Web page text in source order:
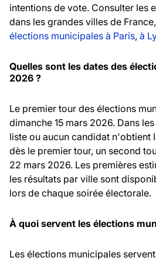
intentions de vote. Consulter les
dans les grandes villes de
élections municipales à Paris, à
Quelles sont les dates des
2026 ?
Le premier tour des élections
dimanche 15 mars 2026. Dans
liste ou aucun candidat n'obtient
dès le premier tour, un second
22 mars 2026. Les premières
les résultats par ville sont
lors de chaque soirée électorale.
À quoi servent les élections
Les élections municipales